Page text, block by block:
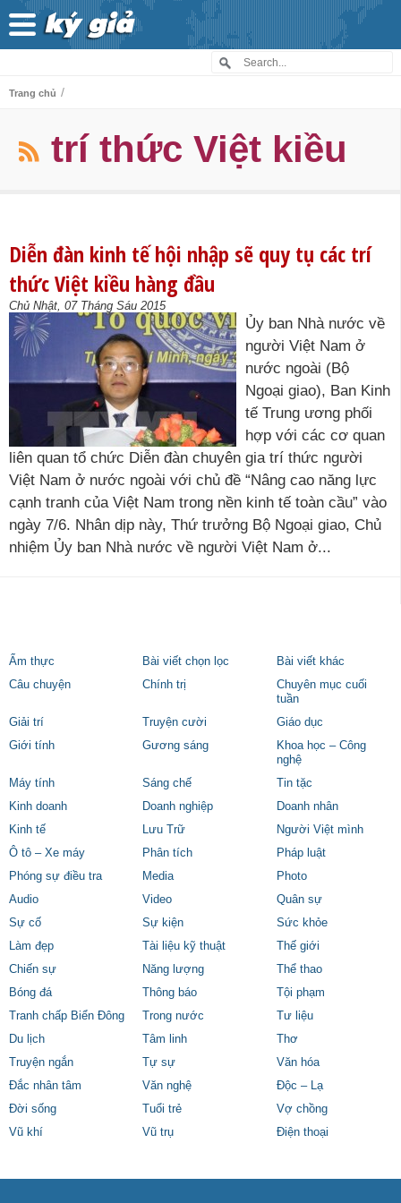
Trang chủ /
trí thức Việt kiều
Diễn đàn kinh tế hội nhập sẽ quy tụ các trí
thức Việt kiều hàng đầu
Chủ Nhật, 07 Tháng Sáu 2015
Ủy ban Nhà nước về
người Việt Nam ở
nước ngoài (Bộ
Ngoại giao), Ban Kinh
tế Trung ương phối
hợp với các cơ quan
liên quan tổ chức Diễn đàn chuyên gia trí thức người
Việt Nam ở nước ngoài với chủ đề “Nâng cao năng lực
cạnh tranh của Việt Nam trong nền kinh tế toàn cầu” vào
ngày 7/6. Nhân dịp này, Thứ trưởng Bộ Ngoại giao, Chủ
nhiệm Ủy ban Nhà nước về người Việt Nam ở...
Ẩm thực Bài viết chọn lọc
Bài viết khác
Câu chuyện
Chính trị
Chuyên mục cuối
tuần
Giải trí
Truyện cười
Giáo dục
Giới tính
Gương sáng
Khoa học – Công
nghệ
Máy tính
Sáng chế
Tin tặc
Kinh doanh
Doanh nghiệp
Doanh nhân
Kinh tế
Lưu Trữ
Người Việt mình
Ô tô – Xe máy
Phân tích
Pháp luật
Phóng sự điều tra
Media
Photo
Audio
Video
Quân sự
Sự cố
Sự kiện
Sức khỏe
Làm đẹp
Tài liệu kỹ thuật
Thế giới
Chiến sự
Năng lượng
Thể thao
Bóng đá
Thông báo
Tội phạm
Tranh chấp Biển Đông
Trong nước
Tư liệu
Du lịch
Tâm linh
Thơ
Truyện ngắn
Tự sự
Văn hóa
Đắc nhân tâm
Văn nghệ
Độc – Lạ
Đời sống
Tuổi trẻ
Vợ chồng
Vũ khí
Vũ trụ Điện thoại